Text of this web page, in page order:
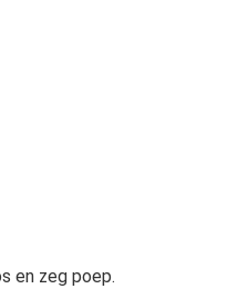
en zeg poep.